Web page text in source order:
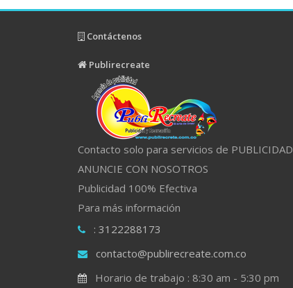
Contáctenos
Publirecreate
Contacto solo para servicios de PUBLICIDAD
ANUNCIE CON NOSOTROS
Publicidad 100% Efectiva
Para más información
: 3122288173
contacto@publirecreate.com.co
Horario de trabajo : 8:30 am - 5:30 pm